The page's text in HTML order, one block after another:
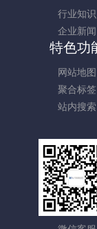
行业知识
企业新闻
特色功
网站地图
聚合标签
站内搜索